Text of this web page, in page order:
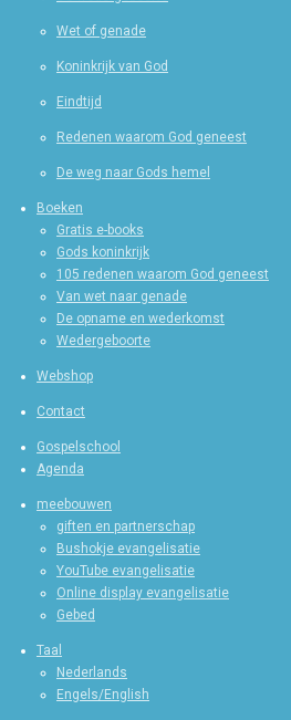
Wet of genade
Koninkrijk van God
Eindtijd
Redenen waarom God geneest
De weg naar Gods hemel
Boeken
Gratis e-books
Gods koninkrijk
105 redenen waarom God geneest
Van wet naar genade
De opname en wederkomst
Wedergeboorte
Webshop
Contact
Gospelschool
Agenda
meebouwen
giften en partnerschap
Bushokje evangelisatie
YouTube evangelisatie
Online display evangelisatie
Gebed
Taal
Nederlands
Engels/English